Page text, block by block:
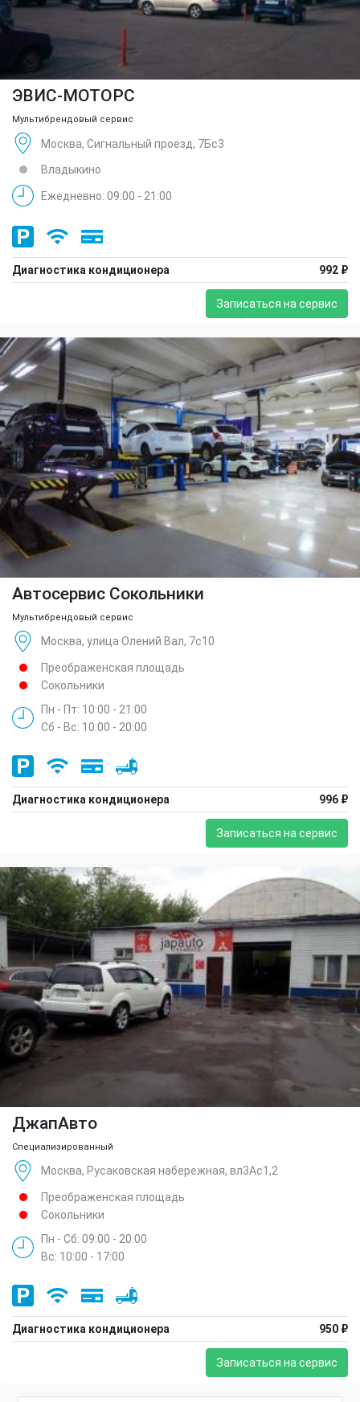
ЭВИС-МОТОРС
Мультибрендовый сервис
Москва, Сигнальный проезд, 7Бс3
Владыкино
Ежедневно: 09:00 - 21:00
Диагностика кондиционера 992 ₽
Записаться на сервис
Автосервис Сокольники
Мультибрендовый сервис
Москва, улица Олений Вал, 7с10
Преображенская площадь
Сокольники
Пн - Пт: 10:00 - 21:00
Сб - Вс: 10:00 - 20:00
Диагностика кондиционера 996 ₽
Записаться на сервис
ДжапАвто
Специализированный
Москва, Русаковская набережная, вл3Ас1,2
Преображенская площадь
Сокольники
Пн - Сб: 09:00 - 20:00
Вс: 10:00 - 17:00
Диагностика кондиционера 950 ₽
Записаться на сервис